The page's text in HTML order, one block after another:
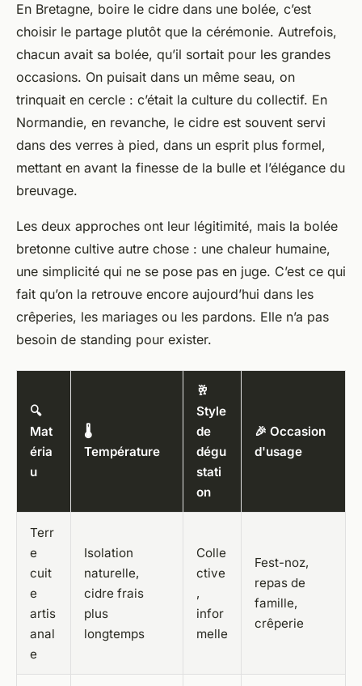
En Bretagne, boire le cidre dans une bolée, c’est
choisir le partage plutôt que la cérémonie. Autrefois,
chacun avait sa bolée, qu’il sortait pour les grandes
occasions. On puisait dans un même seau, on
trinquait en cercle : c’était la culture du collectif. En
Normandie, en revanche, le cidre est souvent servi
dans des verres à pied, dans un esprit plus formel,
mettant en avant la finesse de la bulle et l’élégance du
breuvage.
Les deux approches ont leur légitimité, mais la bolée
bretonne cultive autre chose : une chaleur humaine,
une simplicité qui ne se pose pas en juge. C’est ce qui
fait qu’on la retrouve encore aujourd’hui dans les
crêperies, les mariages ou les pardons. Elle n’a pas
besoin de standing pour exister.
🔍
Mat
éria
u
🌡️
Température
🥂
Style
de
dégu
stati
on
🎉 Occasion
d'usage
Terr
e
cuit
e
artis
anal
e
Isolation
naturelle,
cidre frais
plus
longtemps
Colle
ctive
,
infor
melle
Fest-noz,
repas de
famille,
crêperie